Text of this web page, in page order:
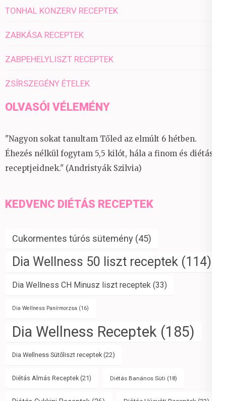
TONHAL KONZERV RECEPTEK
ZABKÁSA RECEPTEK
ZABPEHELYLISZT RECEPTEK
ZSÍRSZEGÉNY ÉTELEK
OLVASÓI VÉLEMÉNY
"Nagyon sokat tanultam Tőled az elmúlt 6 hétben.
Éhezés nélkül fogytam 5,5 kilót, hála a finom és diétás
receptjeidnek." (Andristyák Szilvia)
KEDVENC DIÉTÁS RECEPTEK
Cukormentes túrós sütemény (45)
Dia Wellness 50 liszt receptek (114)
Dia Wellness CH Minusz liszt receptek (33)
Dia Wellness Panírmorzsa (16)
Dia Wellness Receptek (185)
Dia Wellness Sütőliszt receptek (22)
Diétás Almás Receptek (21) Diétás Banános Süti (18)